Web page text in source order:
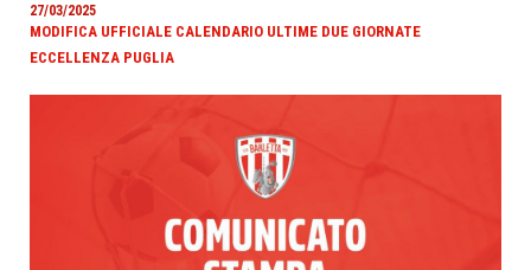
27/03/2025
MODIFICA UFFICIALE CALENDARIO ULTIME DUE GIORNATE
ECCELLENZA PUGLIA